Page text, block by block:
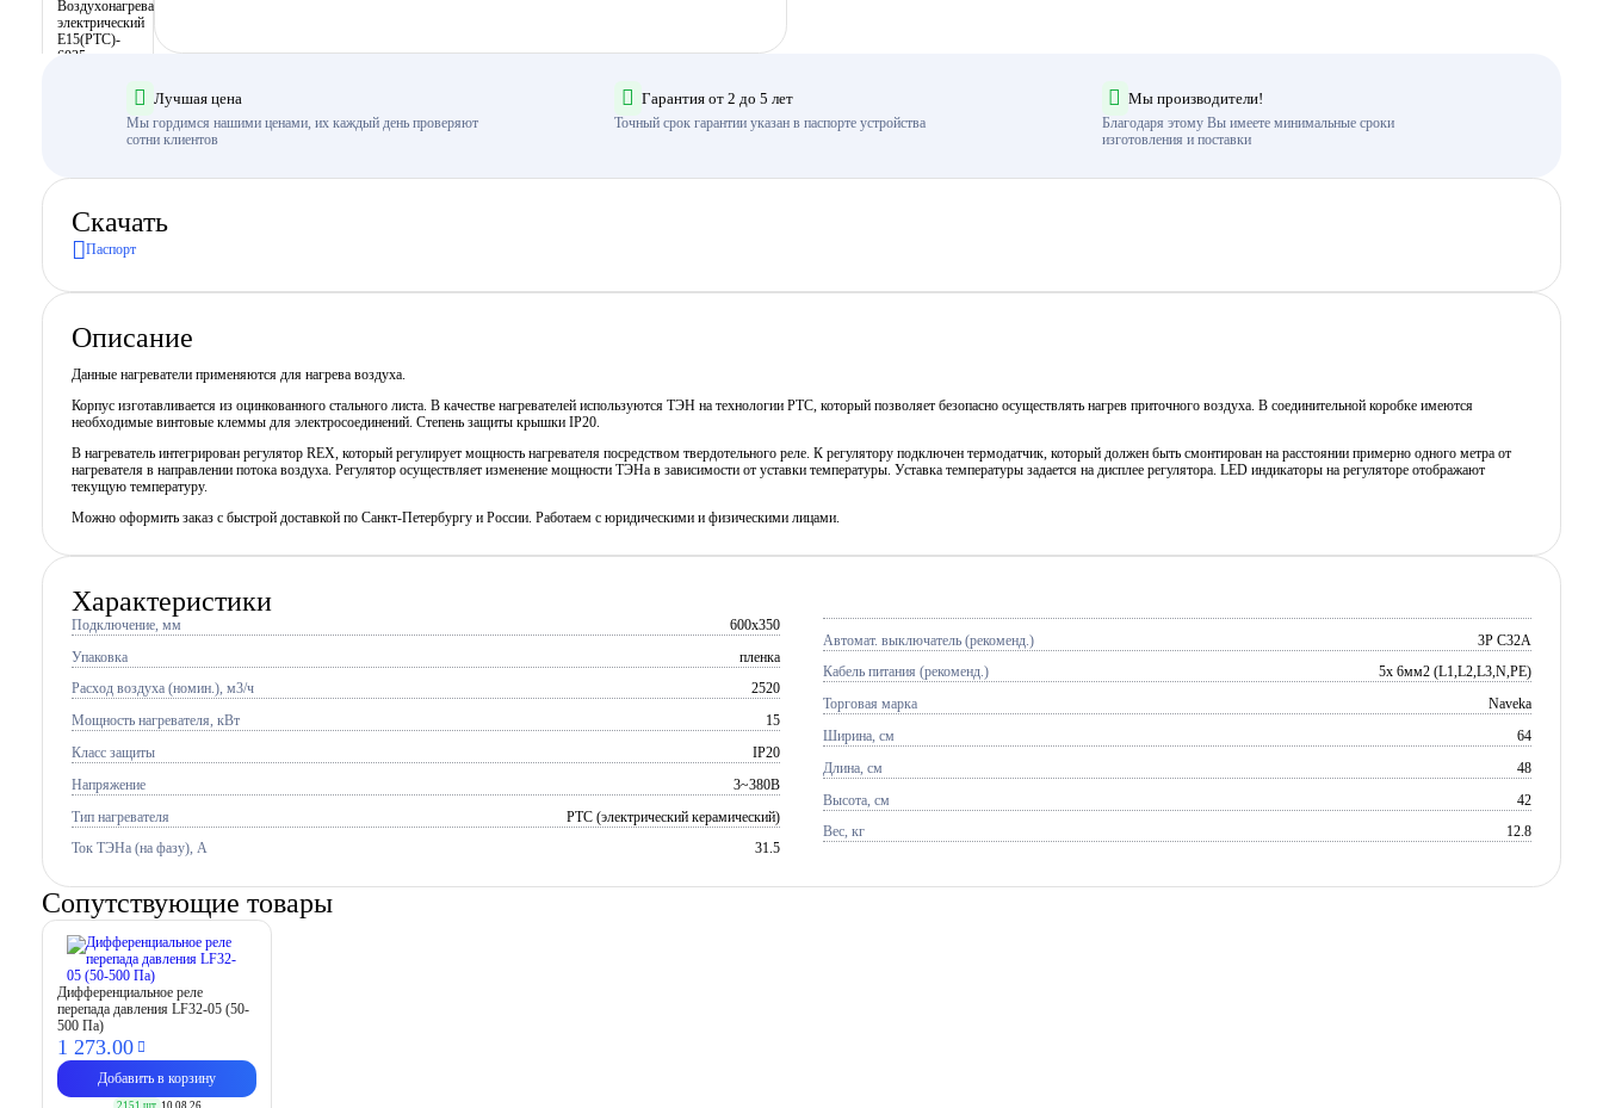
Лучшая цена
Мы гордимся нашими ценами, их каждый день проверяют
сотни клиентов
Гарантия от 2 до 5 лет
Точный срок гарантии указан в паспорте устройства
Мы производители!
Благодаря этому Вы имеете минимальные сроки
изготовления и поставки
Скачать
Паспорт
Описание
Данные нагреватели применяются для нагрева воздуха.
Корпус изготавливается из оцинкованного стального листа. В качестве нагревателей используются ТЭН на технологии PTC, который позволяет безопасно осуществлять нагрев приточного воздуха. В соединительной коробке имеются
необходимые винтовые клеммы для электросоединений. Степень защиты крышки IP20.
В нагреватель интегрирован регулятор REX, который регулирует мощность нагревателя посредством твердотельного реле. К регулятору подключен термодатчик, который должен быть смонтирован на расстоянии примерно одного метра от
нагревателя в направлении потока воздуха. Регулятор осуществляет изменение мощности ТЭНа в зависимости от уставки температуры. Уставка температуры задается на дисплее регулятора. LED индикаторы на регуляторе отображают
текущую температуру.
Можно оформить заказ с быстрой доставкой по Санкт-Петербургу и России. Работаем с юридическими и физическими лицами.
Характеристики
Подключение, мм 600x350
Упаковка пленка
Расход воздуха (номин.), м3/ч 2520
Мощность нагревателя, кВт 15
Класс защиты IP20
Напряжение 3~380В
Тип нагревателя PTC (электрический керамический)
Ток ТЭНа (на фазу), А 31.5
Автомат. выключатель (рекоменд.) 3P C32A
Кабель питания (рекоменд.) 5х 6мм2 (L1,L2,L3,N,PE)
Торговая марка Naveka
Ширина, см 64
Длина, см 48
Высота, см 42
Вес, кг 12.8
Сопутствующие товары
Дифференциальное реле
перепада давления LF32-05 (50-
500 Па)
1 273.00
Добавить в корзину
2151 шт. 10.08.26